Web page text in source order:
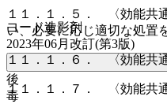
１１．１．５． 〈効能共
い、必要に応じ適切な処置
１１．１．６． 〈効能共
１１．１．７． 〈効能共
ヨード造影剤
2023年06月改訂(第3版)
後
毒